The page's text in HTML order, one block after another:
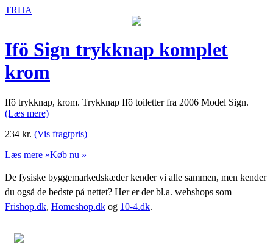
TRHA
Ifö Sign trykknap komplet
krom
Ifö trykknap, krom. Trykknap Ifö toiletter fra 2006 Model Sign.
(Læs mere)
234 kr. (Vis fragtpris)
Læs mere »Køb nu »
De fysiske byggemarkedskæder kender vi alle sammen, men kender
du også de bedste på nettet? Her er der bl.a. webshops som
Frishop.dk, Homeshop.dk og 10-4.dk.